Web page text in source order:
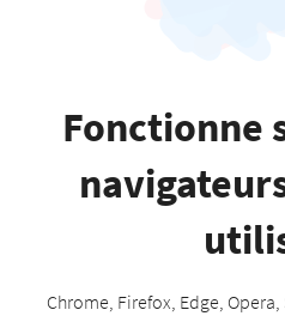
Fonctionne
Chrome, Firefox, Edge,